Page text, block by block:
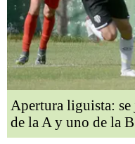
Apertura liguista:
de la A y uno de la B